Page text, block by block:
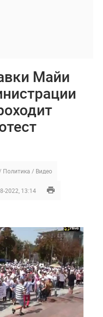
Майи
/ Политика / Видео
2022, 13:14